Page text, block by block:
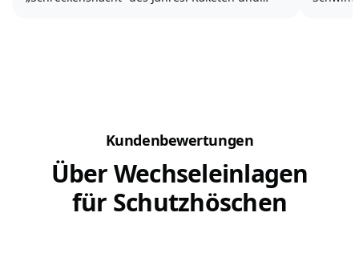
Kundenbewertungen
Über Wechseleinlagen
für Schutzhöschen